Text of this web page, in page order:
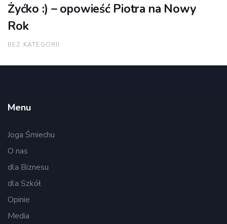
Żyćko :) – opowieść Piotra na Nowy
Rok
BEZ KATEGORII
Menu
Joga Śmiechu
O nas
dla Biznesu
dla Szkół
Opinie
Media